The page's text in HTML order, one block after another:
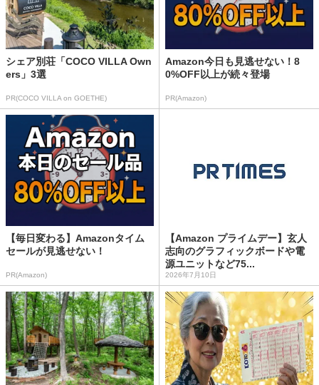
シェア別荘「COCO VILLA Own
ers」3選
PR(COCO VILLA on GOETHE)
Amazon今日も見逃せない！8
0%OFF以上が続々登場
PR(Amazon)
【毎日変わる】Amazonタイム
セールが見逃せない！
PR(Amazon)
【Amazon プライムデー】玄人
志向のグラフィックボードや電
源ユニットなど75...
2026年7月10日